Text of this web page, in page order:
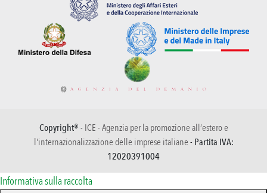
Copyright® - ICE - Agenzia per la promozione all’estero e
l'internazionalizzazione delle imprese italiane - Partita IVA:
12020391004
Informativa sulla raccolta